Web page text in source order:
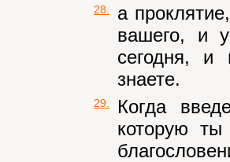
28.
а
вашего, и
сегодня, и
знаете.
29.
Когда
которую